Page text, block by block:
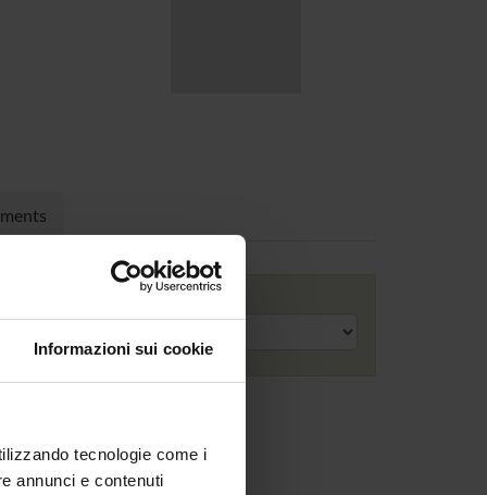
Informazioni sui cookie
tecnologie come i
annunci e contenuti
Academic year